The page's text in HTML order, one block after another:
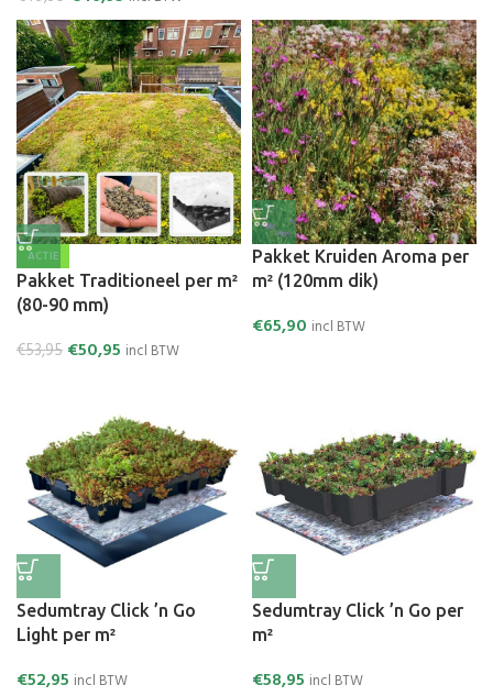
ACTIE
Pakket Traditioneel per m²
(80-90 mm)
€53,95 €50,95 incl BTW
Pakket Kruiden Aroma per
m² (120mm dik)
€65,90 incl BTW
Sedumtray Click ’n Go
Light per m²
€52,95 incl BTW
Sedumtray Click ’n Go per
m²
€58,95 incl BTW